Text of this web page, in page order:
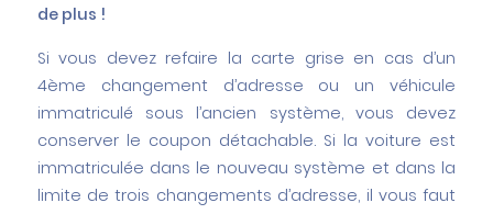
de plus !
Si vous devez refaire la carte grise en cas d’un
4ème changement d’adresse ou un véhicule
immatriculé sous l’ancien système, vous devez
conserver le coupon détachable. Si la voiture est
immatriculée dans le nouveau système et dans la
limite de trois changements d’adresse, il vous faut